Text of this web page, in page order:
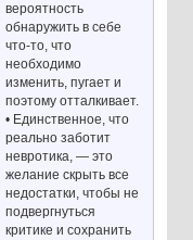
вероятность
обнаружить в себе
что-то, что
необходимо
изменить, пугает и
поэтому отталкивает.
• Единственное, что
реально заботит
невротика, — это
желание скрыть все
недостатки, чтобы не
подвергнуться
критике и сохранить